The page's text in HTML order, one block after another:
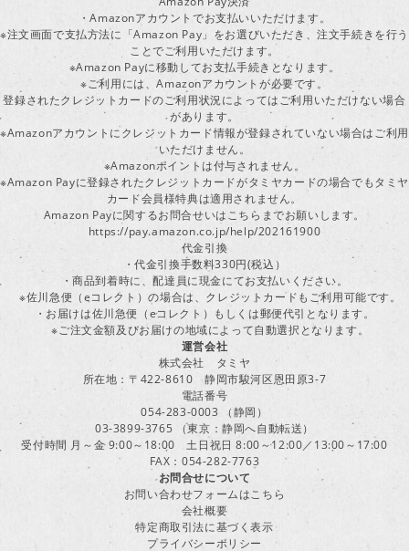
・Amazonアカウントでお支払いいただけます。
※注文画面で支払方法に「Amazon Pay」をお選びいただき、注文手続きを行う
ことでご利用いただけます。
※Amazon Payに移動してお支払手続きとなります。
※ご利用には、Amazonアカウントが必要です。
登録されたクレジットカードのご利用状況によってはご利用いただけない場合
があります。
※Amazonアカウントにクレジットカード情報が登録されていない場合はご利用
いただけません。
※Amazonポイントは付与されません。
※Amazon Payに登録されたクレジットカードがタミヤカードの場合でもタミヤ
カード会員様特典は適用されません。
Amazon Payに関するお問合せいはこちらまでお願いします。
https://pay.amazon.co.jp/help/202161900
代金引換
・代金引換手数料330円(税込）
・商品到着時に、配達員に現金にてお支払いください。
※佐川急便（eコレクト）の場合は、クレジットカードもご利用可能です。
・お届けは佐川急便（eコレクト）もしくは郵便代引となります。
※ご注文金額及びお届けの地域によって自動選択となります。
運営会社
株式会社 タミヤ
所在地：〒422-8610 静岡市駿河区恩田原3-7
電話番号
054-283-0003 （静岡）
03-3899-3765 （東京：静岡へ自動転送）
受付時間 月～金 9:00～18:00 土日祝日 8:00～12:00／13:00～17:00
FAX：054-282-7763
お問合せについて
お問い合わせフォームはこちら
会社概要
特定商取引法に基づく表示
プライバシーポリシー